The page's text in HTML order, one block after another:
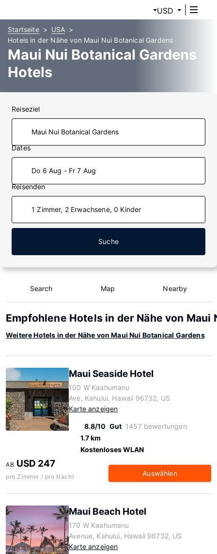
USD
Startseite
USA
Hotels in der Nähe von Maui Nui Botanical Gardens
Maui Nui Botanical Gardens
Hotels
Reiseziel
Dates
Do 6 Aug - Fr 7 Aug
Reisenden
1 Zimmer, 2 Erwachsene, 0 Kinder
Suche
Search Map Nearby
Empfohlene Hotels in der Nähe von Maui
Weitere Hotels in der Nähe von Maui Nui Botanical Gardens
Maui Seaside Hotel
100 W Kaahumanu
Ave, Kahului, Hawaii 96732, US
Karte anzeigen
8.8/10 Gut 1457 bewertungen
1.7 km
Kostenloses WLAN
AB USD 247
pro Zimmer / pro Nacht Auswählen
Maui Beach Hotel
170 W Kaahumanu
Avenue, Kahului, Hawaii 96732, US
Karte anzeigen